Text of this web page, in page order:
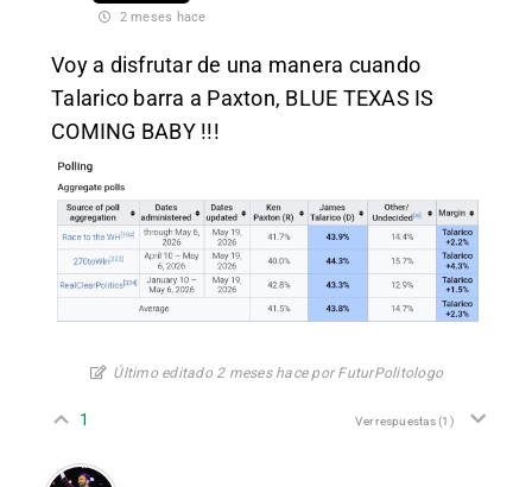
2 meses hace
Voy a disfrutar de una manera cuando
Talarico barra a Paxton, BLUE TEXAS IS
COMING BABY !!!
Último editado 2 meses hace por FuturPolitologo
1 Ver respuestas(1)